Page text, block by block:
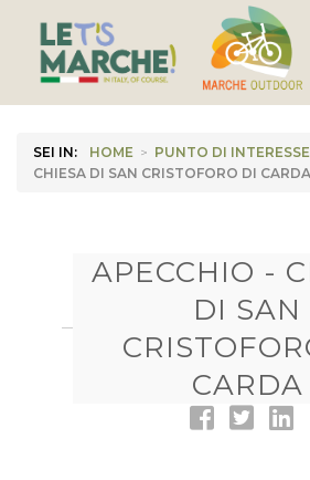
SEI IN: HOME > PUNTO DI INTERESSE
CHIESA DI SAN CRISTOFORO DI CARDA
APECCHIO -
DI SAN
CARDA